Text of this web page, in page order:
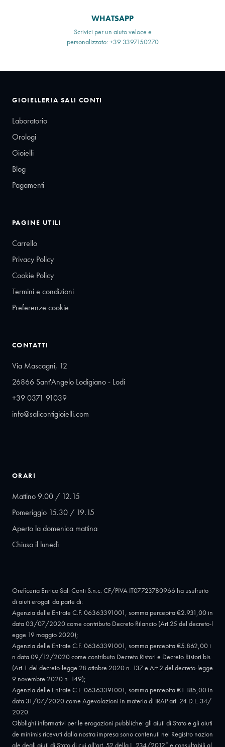
WHATSAPP
Scrivici per un aiuto veloce e
personalizzato: +39 3397150270
GIOIELLERIA SALI CONTI
Laboratorio
Orologi
Gioielli
Blog
Pagamenti
PAGINE UTILI
Carrello
Privacy Policy
Cookie Policy
Termini e condizioni
Preferenze cookie
CONTATTI
Via Mascagni, 12
26866 Sant'Angelo Lodigiano - Lodi
+39 0371 91039
info@salicontigioielli.com
ORARI
Mattino 9.00 / 12.15
Pomeriggio 15.30 / 19.15
Aperto la domenica mattina
Chiuso il lunedì
Oreficeria Enrico Sali Conti S.n.c. CF/PIVA IT07723780966 ha usufruito
di aiuti erogati da parte di:
Agenzia delle Entrate C.F. 06363391001, somma percepita €2.931,00 in
data 03/07/2020 come contributo Decreto Rilancio (Art.25 del decreto-l
egge 19 maggio 2020);
Agenzia delle Entrate C.F. 06363391001, somma percepita €5.862,00 i
n data 09/12/2020 come contributo Decreto Ristori e Decreto Ristori bis
(Art.1 del decreto-legge 28 ottobre 2020 n. 137 e Art.2 del decreto-legge
9 novembre 2020 n. 149);
Agenzia delle Entrate C.F. 06363391001, somma percepita €1.185,00 in
data 31/07/2020 come Agevolazioni in materia di IRAP art. 24 D.L. 34/
2020.
Obblighi informativi per le erogazioni pubbliche: gli aiuti di Stato e gli aiuti
de minimis ricevuti dalla nostra impresa sono contenuti nel Registro nazion
ale degli aiuti di Stato di cui all'art. 52 della L. 234/2012” e consultabili al